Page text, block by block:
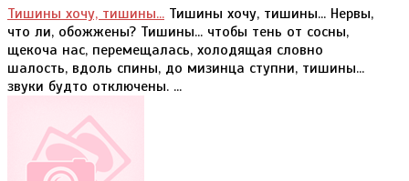
Тишины хочу, тишины... Тишины хочу, тишины... Нервы,
что ли, обожжены? Тишины... чтобы тень от сосны,
щекоча нас, перемещалась, холодящая словно
шалость, вдоль спины, до мизинца ступни, тишины...
звуки будто отключены. ...